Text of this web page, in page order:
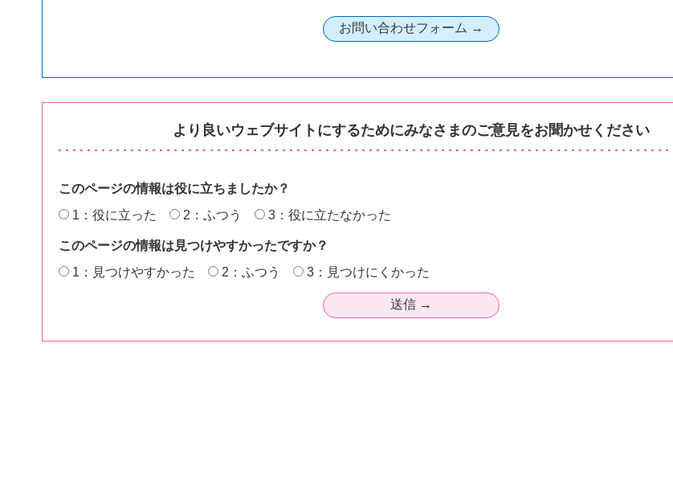
より良いウェブサイトにするためにみなさまのご意見をお聞かせください
このページの情報は役に立ちましたか？
1：役に立った
2：ふつう 3：役に立たなかった
このページの情報は見つけやすかったですか？
1：見つけやすかった
2：ふつう 3：見つけにくかった